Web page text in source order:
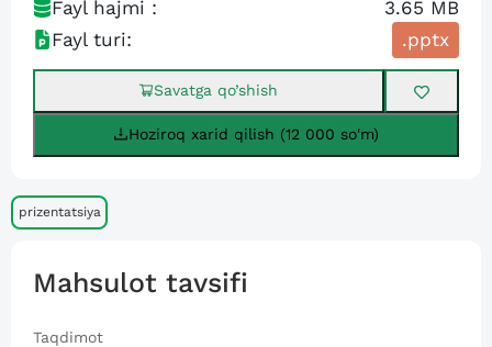
Fayl hajmi :
3.65 MB
Fayl turi:
.pptx
Savatga qo’shish
Hoziroq xarid qilish (12 000 so'm)
prizentatsiya
Mahsulot tavsifi
Taqdimot